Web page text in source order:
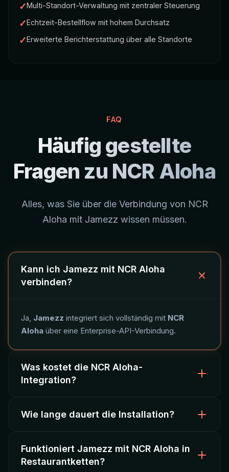
✓Multi-Standort-Verwaltung mit zentraler Steuerung
✓Echtzeit-Bestellflow mit hohem Durchsatz
✓Erweiterte Berichterstattung über alle Standorte
FAQ
Häufig gestellte
Fragen zu NCR Aloha
Alles, was Sie über die Verbindung von NCR
Aloha mit Jamezz wissen müssen.
Kann ich Jamezz mit NCR Aloha
verbinden?
Ja, Jamezz integriert sich vollständig mit NCR
Aloha über eine Enterprise-API-Verbindung.
Was kostet die NCR Aloha-
Integration?
Die Integration ist imJamezz-Abonnement
Wie lange dauert die Installation?
Die Einrichtung dauert ca. 48 Stunden. Ihr
Produktkatalog wird automatisch synchronisiert.
Funktioniert Jamezz mit NCR Aloha in
Restaurantketten?